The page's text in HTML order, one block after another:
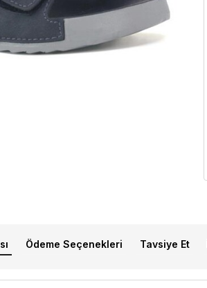
Ödeme Seçenekleri Tavsiye Et